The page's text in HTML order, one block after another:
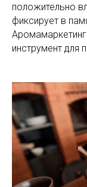
положительно
фиксирует в
инструмент для